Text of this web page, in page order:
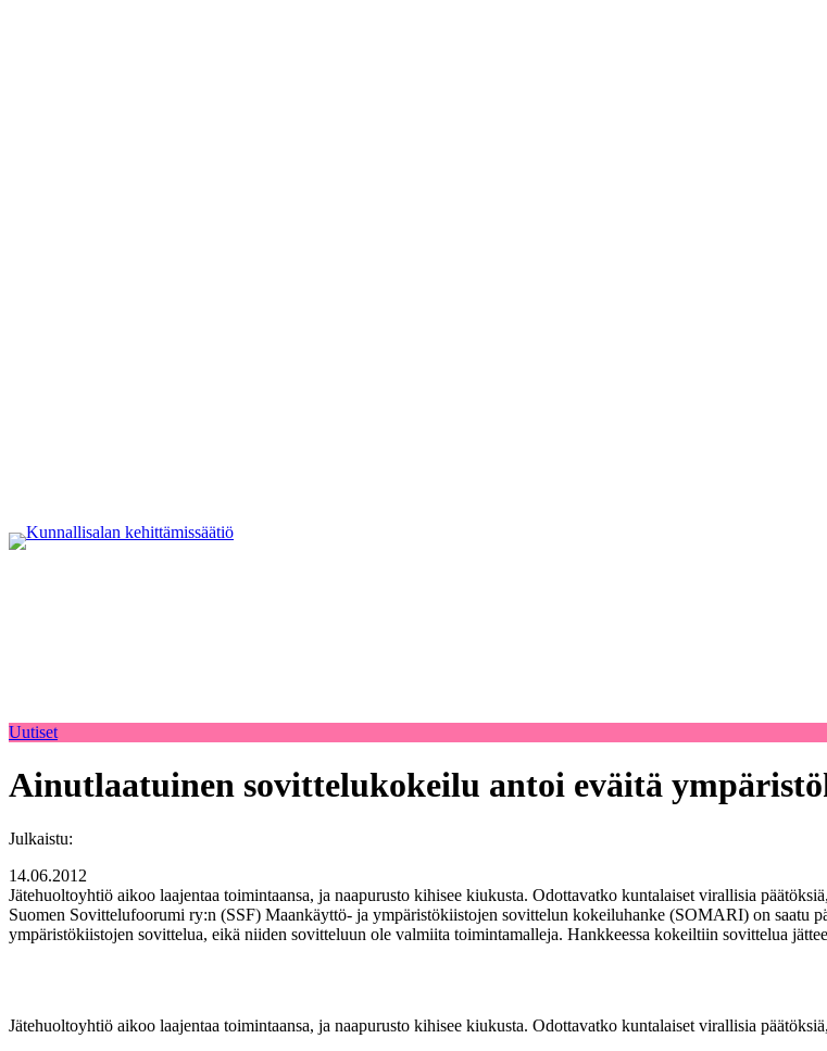
Uutiset
Ainutlaatuinen sovittelukokeilu antoi eväitä
Julkaistu:
14.06.2012
Jätehuoltoyhtiö aikoo laajentaa toimintaansa, ja naapurusto kihisee kiukusta. Odottavatko kuntalaiset virallisia
Suomen Sovittelufoorumi ry:n (SSF) Maankäyttö- ja ympäristökiistojen sovittelun kokeiluhanke (SOMARI) on saatu
ympäristökiistojen sovittelua, eikä niiden sovitteluun ole valmiita toimintamalleja. Hankkeessa kokeiltiin sovittelua
Jätehuoltoyhtiö aikoo laajentaa toimintaansa, ja naapurusto kihisee kiukusta. Odottavatko kuntalaiset virallisia